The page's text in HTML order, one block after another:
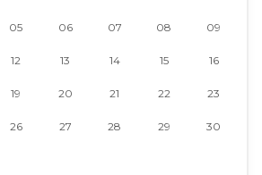
05 06 07 08 09
12 13 14 15 16
19 20 21 22 23
26 27 28 29 30